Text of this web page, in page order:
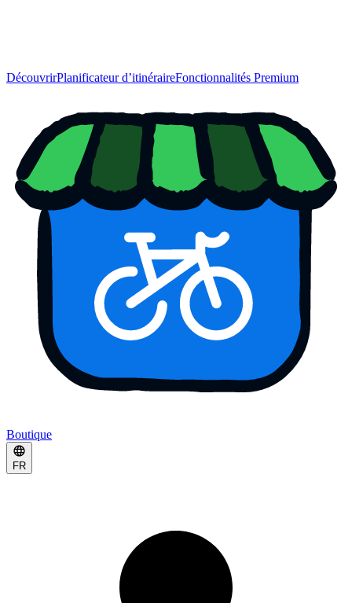
DécouvrirPlanificateur d’itinéraireFonctionnalités Premium
Boutique
FR